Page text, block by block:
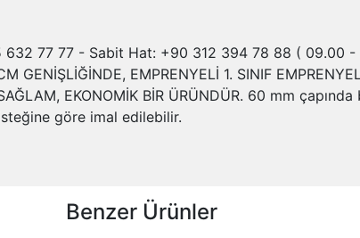
632 77 77 - Sabit Hat: +90 312 394 78 88 ( 09.00 -
GENİŞLİĞİNDE, EMPRENYELİ 1. SINIF
EKONOMİK BİR ÜRÜNDÜR. 60 mm
göre imal edilebilir.
Benzer Ürünler